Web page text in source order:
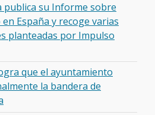
publica su Informe sobre
España y recoge varias
planteadas por Impulso
que el ayuntamiento
la bandera de